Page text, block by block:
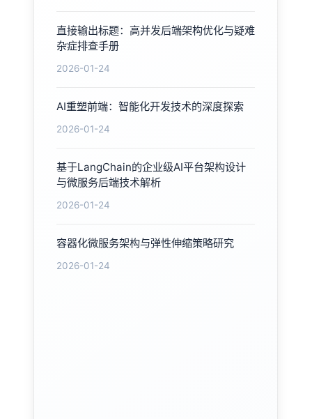
直接输出标题：高并发后端架构优化与疑难
杂症排查手册
2026-01-24
AI重塑前端：智能化开发技术的深度探索
2026-01-24
基于LangChain的企业级AI平台架构设计
与微服务后端技术解析
2026-01-24
容器化微服务架构与弹性伸缩策略研究
2026-01-24